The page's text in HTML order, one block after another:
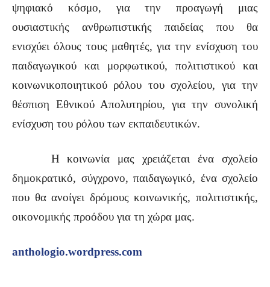
ψηφιακό κόσμο, για την προαγωγή μιας
ουσιαστικής ανθρωπιστικής παιδείας που θα
ενισχύει όλους τους μαθητές, για την ενίσχυση του
παιδαγωγικού και μορφωτικού, πολιτιστικού και
κοινωνικοποιητικού ρόλου του σχολείου, για την
θέσπιση Εθνικού Απολυτηρίου, για την συνολική
ενίσχυση του ρόλου των εκπαιδευτικών.
Η κοινωνία μας χρειάζεται ένα σχολείο
δημοκρατικό, σύγχρονο, παιδαγωγικό, ένα σχολείο
που θα ανοίγει δρόμους κοινωνικής, πολιτιστικής,
οικονομικής προόδου για τη χώρα μας.
anthologio.wordpress.com